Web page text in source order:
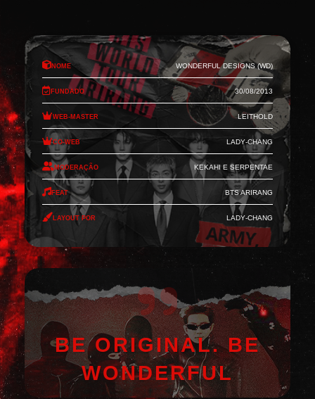
Nome Wonderful Designs (WD)
Fundado 30/08/2013
Web-Master Leithold
Co-Web Lady-Chang
Moderação Kekahi e Serpentae
Feat BTS Arirang
Layout por Lady-Chang
BE ORIGINAL. BE
WONDERFUL